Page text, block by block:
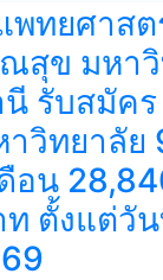
พทยศาสต
สุข มหา
รับสมัคร
วิทยาลัย
อน
ตั้งแต่วั